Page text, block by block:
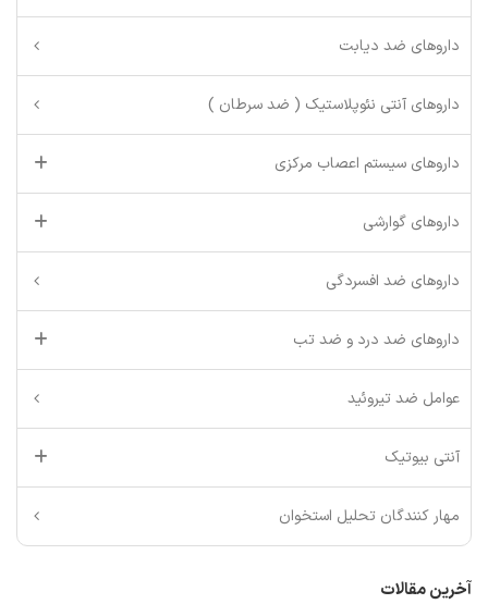
داروهای ضد دیابت
داروهای آنتی نئوپلاستیک ( ضد سرطان )
داروهای سیستم اعصاب مرکزی
داروهای گوارشی
داروهای ضد افسردگی
داروهای ضد درد و ضد تب
عوامل ضد تیروئید
آنتی بیوتیک
مهار کنندگان تحلیل استخوان
آخرین مقالات